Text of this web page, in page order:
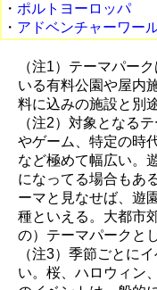
・ ポルトヨーロッパ
・ アドベンチャーワー
（注1）テーマパー
いる有料公園や屋内
料に込みの施設と別
（注2）対象となる
やゲーム、特定の時
など極めて幅広い。
になってる場合もあ
ーマと見なせば、遊
種といえる。大都市
の）テーマパークと
（注3）季節ごとに
い。桜、ハロウィン